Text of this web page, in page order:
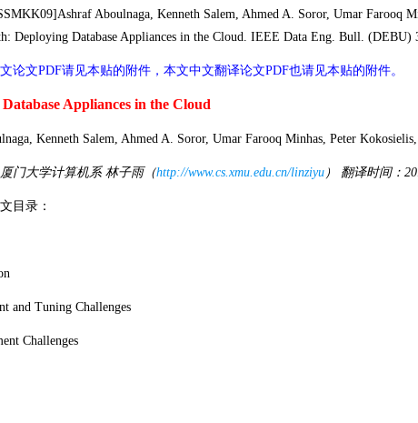
Aboulnaga, Kenneth Salem, Ahmed A. Soror, Umar Farooq
Deploying Database Appliances in the Cloud. IEEE Data Eng. Bull. (DEBU)
论文PDF请见本贴的附件，本文中文翻译论文PDF也请见本贴的附件。
Appliances in the Cloud
Kenneth Salem, Ahmed A. Soror, Umar Farooq Minhas, Peter
门大学计算机系 林子雨（http://www.cs.xmu.edu.cn/linziyu ） 翻译时间：
目录：
and Tuning Challenges
Challenges